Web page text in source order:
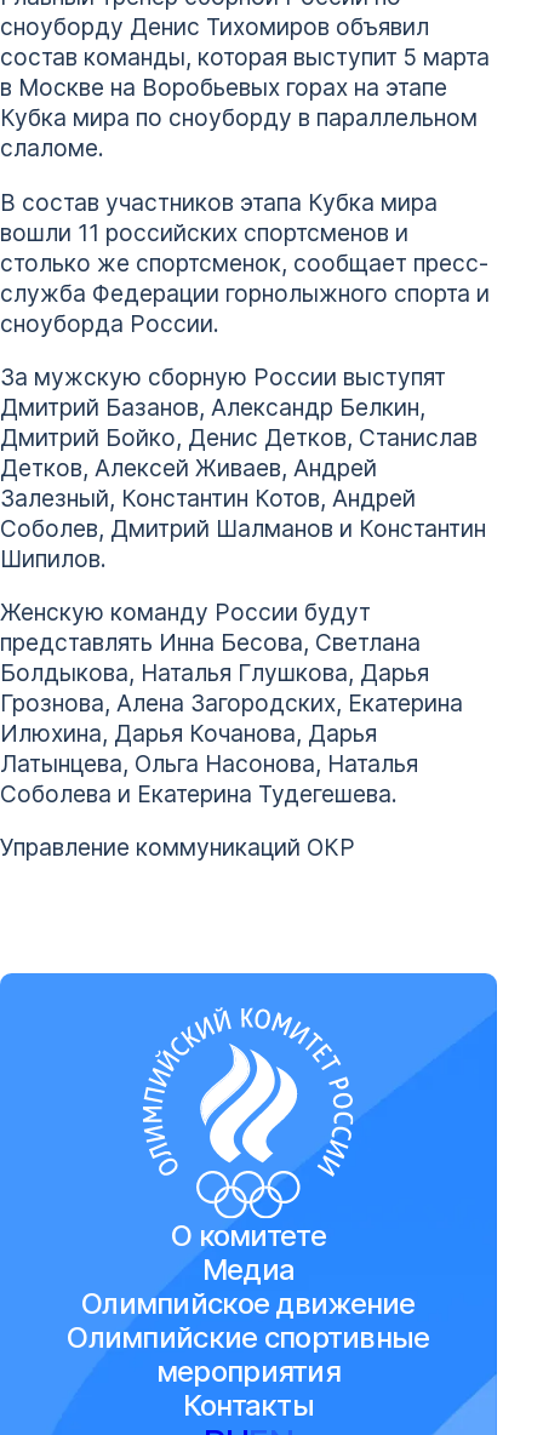
сноуборду Денис Тихомиров объявил
состав команды, которая выступит 5 марта
в Москве на Воробьевых горах на этапе
Кубка мира по сноуборду в параллельном
слаломе.
В состав участников этапа Кубка мира
вошли 11 российских спортсменов и
столько же спортсменок, сообщает пресс-
служба Федерации горнолыжного спорта и
сноуборда России.
За мужскую сборную России выступят
Дмитрий Базанов, Александр Белкин,
Дмитрий Бойко, Денис Детков, Станислав
Детков, Алексей Живаев, Андрей
Залезный, Константин Котов, Андрей
Соболев, Дмитрий Шалманов и Константин
Шипилов.
Женскую команду России будут
представлять Инна Бесова, Светлана
Болдыкова, Наталья Глушкова, Дарья
Грознова, Алена Загородских, Екатерина
Илюхина, Дарья Кочанова, Дарья
Латынцева, Ольга Насонова, Наталья
Соболева и Екатерина Тудегешева.
Управление коммуникаций ОКР
О комитете
Медиа
Олимпийское движение
Олимпийские спортивные
мероприятия
Контакты